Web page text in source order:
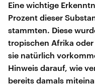
Eine wichtige
Prozent dieser
stammten. Diese
tropischen Afrika
sie natürlich
Hinweis darauf, wie
bereits damals